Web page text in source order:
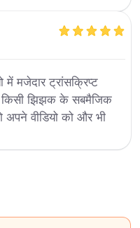
मजेदार ट्रांसक्रिप्ट
किसी झिझक के सबमैजिक
अपने वीडियो को और भी